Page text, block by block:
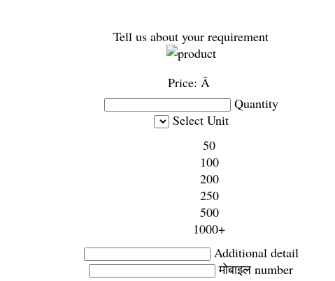
Tell us about your requirement
Price:Â
Quantity
Select Unit
50
100
200
250
500
1000+
Additional detail
मोबाइल number